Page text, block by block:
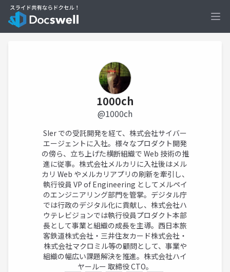
1000ch
@1000ch
SIer での受託開発を経て、株式会社サイバー
エージェントに入社。様々なプロダクト開発
の傍ら、立ち上げた横断組織で Web 技術の推
進に従事。株式会社メルカリに入社後はメル
カリ Web やメルカリアプリの刷新を牽引し、
執行役員 VP of Engineering としてメルペイ
のエンジニアリング部門を管掌。デジタル庁
では行政のデジタル化に貢献し、株式会社ハ
ウテレビジョンでは執行役員プロダクト本部
長として事業と組織の成長を主導。西日本旅
客鉄道株式会社・三井住友カード株式会社・
株式会社マクロミル等の顧問として、事業や
組織の幅広い課題解決を推進。株式会社ハイ
ヤールー 取締役 CTO。